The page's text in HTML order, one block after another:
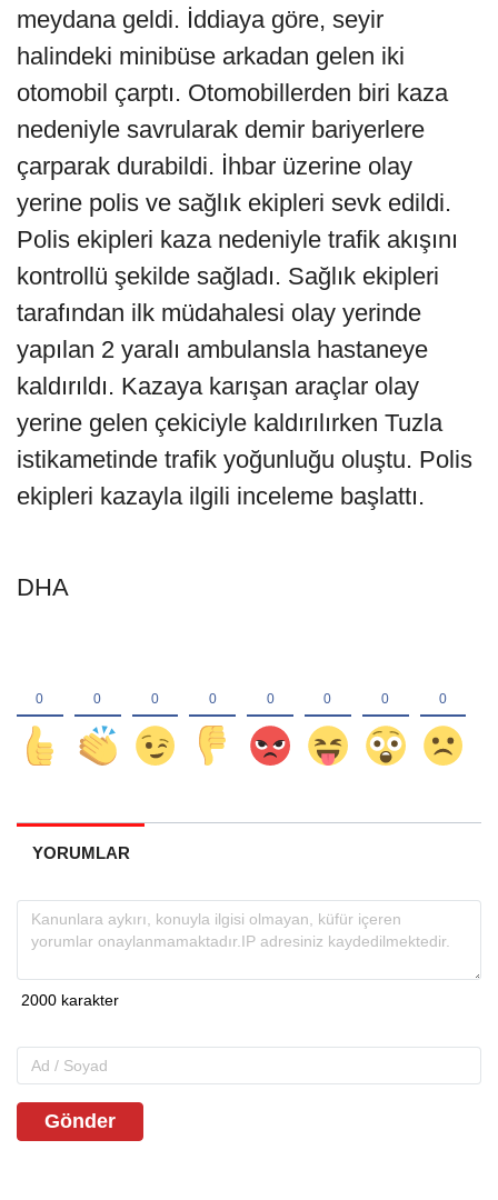
meydana geldi. İddiaya göre, seyir
halindeki minibüse arkadan gelen iki
otomobil çarptı. Otomobillerden biri kaza
nedeniyle savrularak demir bariyerlere
çarparak durabildi. İhbar üzerine olay
yerine polis ve sağlık ekipleri sevk edildi.
Polis ekipleri kaza nedeniyle trafik akışını
kontrollü şekilde sağladı. Sağlık ekipleri
tarafından ilk müdahalesi olay yerinde
yapılan 2 yaralı ambulansla hastaneye
kaldırıldı. Kazaya karışan araçlar olay
yerine gelen çekiciyle kaldırılırken Tuzla
istikametinde trafik yoğunluğu oluştu. Polis
ekipleri kazayla ilgili inceleme başlattı.
DHA
YORUMLAR
Gönder